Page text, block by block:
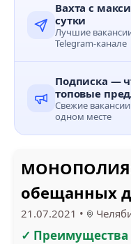
Вахта с
сутки
Лучшие
Telegram-канале
Подписка —
топовые
Свежие
одном месте
обещанных
21.07.2021 •
✓ Преимущества